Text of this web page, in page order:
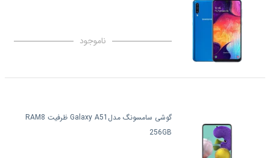
ناموجود
گوشی سامسونگ مدلGalaxy A51 ظرفیت RAM8
256GB